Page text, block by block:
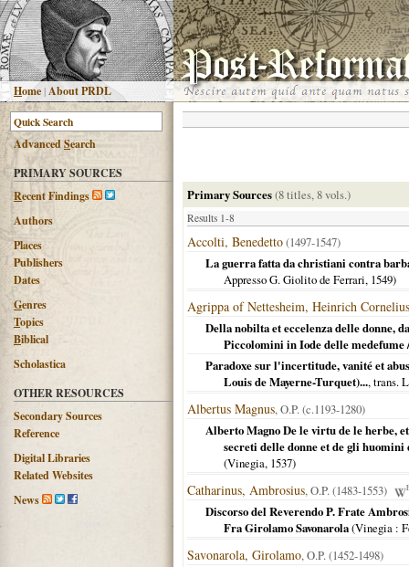
Home |About PRDL
AdvancedSearch
PRIMARY SOURCES
Recent Findings
Authors
Places
Publishers
Dates
Genres
Topics
Biblical
Scholastica
OTHER RESOURCES
Secondary Sources
Reference
Digital Libraries
Related Websites
News
Primary Sources(8 titles, 8 vols.)
Results 1-8
Accolti, Benedetto(1497-1547)
La guerra fatta da christiani contra
Appresso G. Giolito de Ferrari, 1549)
Agrippa of Nettesheim, Heinrich Cornelius
Della nobilta et eccelenza delle donne,
Piccolomini in Iode delle medefume
Paradoxe sur l'incertitude, vanité et
Louis de Mayerne-Turquet)..., trans.
Albertus Magnus, O.P. (c.1193-1280)
Alberto Magno De le virtu de le herbe,
secreti delle donne et de gli
(Vinegia, 1537)
Catharinus, Ambrosius, O.P. (1483-1553)
Discorso del Reverendo P. Frate
Fra Girolamo Savonarola(Vinegia :
Savonarola, Girolamo, O.P. (1452-1498)